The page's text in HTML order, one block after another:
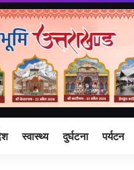
स्वास्थ्य दुर्घटना पर्यटन